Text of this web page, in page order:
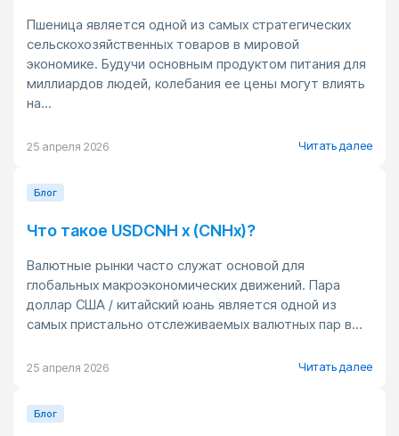
Пшеница является одной из самых стратегических
сельскохозяйственных товаров в мировой
экономике. Будучи основным продуктом питания для
миллиардов людей, колебания ее цены могут влиять
на...
25 апреля 2026 Читать далее
Блог
Что такое USDCNH x (CNHx)?
Валютные рынки часто служат основой для
глобальных макроэкономических движений. Пара
доллар США / китайский юань является одной из
самых пристально отслеживаемых валютных пар в...
25 апреля 2026 Читать далее
Блог